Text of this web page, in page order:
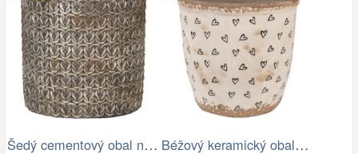
Šedý cementový obal na květináč s… Béžový keramický obal na květináč se…